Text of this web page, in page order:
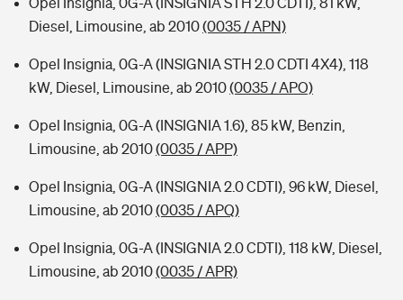
Diesel, Limousine, ab 2010(0035 / APN)
Opel Insignia, 0G-A (INSIGNIA STH 2.0 CDTI 4X4), 118
kW, Diesel, Limousine, ab 2010(0035 / APO)
Opel Insignia, 0G-A (INSIGNIA 1.6), 85 kW, Benzin,
Limousine, ab 2010(0035 / APP)
Opel Insignia, 0G-A (INSIGNIA 2.0 CDTI), 96 kW, Diesel,
Limousine, ab 2010(0035 / APQ)
Opel Insignia, 0G-A (INSIGNIA 2.0 CDTI), 118 kW, Diesel,
Limousine, ab 2010(0035 / APR)